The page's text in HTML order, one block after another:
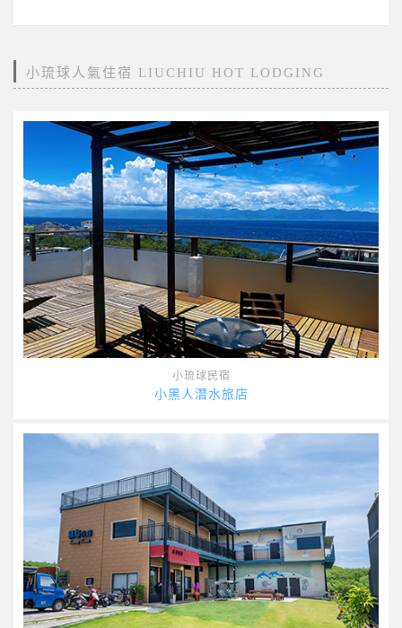
小琉球人氣住宿 LIUCHIU HOT LODGING
小琉球民宿
小黑人潛水旅店